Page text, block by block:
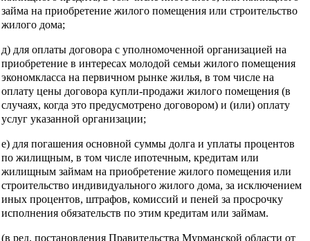
займа на приобретение жилого помещения или строительство
жилого дома;
д) для оплаты договора с уполномоченной организацией на
приобретение в интересах молодой семьи жилого помещения
экономкласса на первичном рынке жилья, в том числе на
оплату цены договора купли-продажи жилого помещения (в
случаях, когда это предусмотрено договором) и (или) оплату
услуг указанной организации;
е) для погашения основной суммы долга и уплаты процентов
по жилищным, в том числе ипотечным, кредитам или
жилищным займам на приобретение жилого помещения или
строительство индивидуального жилого дома, за исключением
иных процентов, штрафов, комиссий и пеней за просрочку
исполнения обязательств по этим кредитам или займам.
(в ред. постановления Правительства Мурманской области от